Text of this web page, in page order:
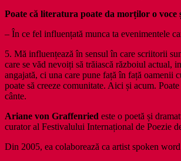
Poate că literatura poate da morților o voce
– În ce fel influențată munca ta evenimentele
5. Mă influențează în sensul în care scriitorii
care se văd nevoiți să trăiască războiul actual,
angajată, ci una care pune față în față oamenii
poate să creeze comunitate. Aici și acum.
cânte.
Ariane von Graffenried este o poetă și
curator al Festivalului Internațional de Poezie
Din 2005, ea colaborează ca artist spoken